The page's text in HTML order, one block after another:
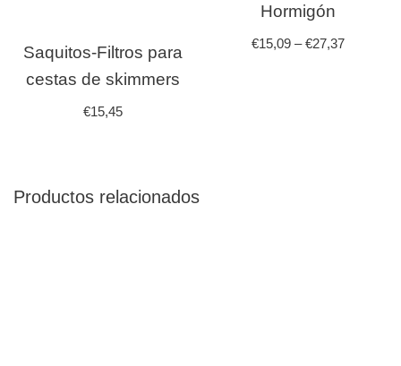
Saquitos-Filtros para
cestas de skimmers
€15,45
Hormigón
€15,09–€27,37
Productos relacionados